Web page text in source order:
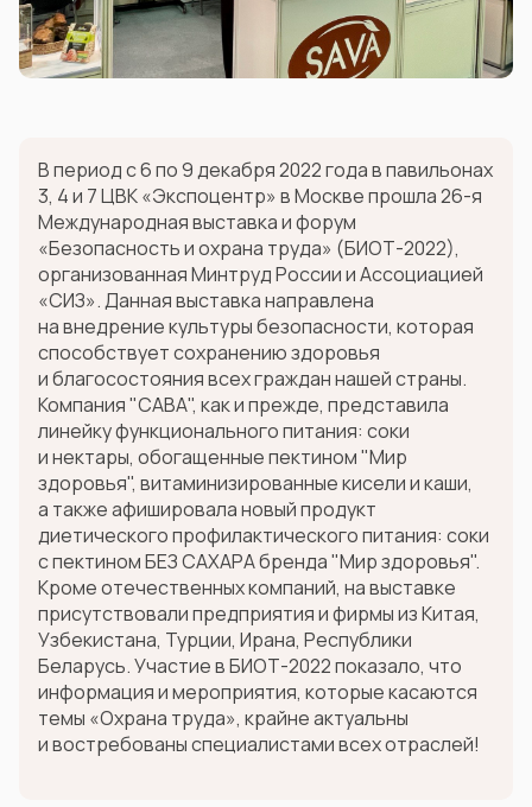
В период с 6 по 9 декабря 2022 года в павильонах
3, 4 и 7 ЦВК «Экспоцентр» в Москве прошла 26-я
Международная выставка и форум
«Безопасность и охрана труда» (БИОТ-2022),
организованная Минтруд России и Ассоциацией
«СИЗ». Данная выставка направлена
на внедрение культуры безопасности, которая
способствует сохранению здоровья
и благосостояния всех граждан нашей страны.
Компания "САВА", как и прежде, представила
линейку функционального питания: соки
и нектары, обогащенные пектином "Мир
здоровья", витаминизированные кисели и каши,
а также афишировала новый продукт
диетического профилактического питания: соки
с пектином БЕЗ САХАРА бренда "Мир здоровья".
Кроме отечественных компаний, на выставке
присутствовали предприятия и фирмы из Китая,
Узбекистана, Турции, Ирана, Республики
Беларусь. Участие в БИОТ-2022 показало, что
информация и мероприятия, которые касаются
темы «Охрана труда», крайне актуальны
и востребованы специалистами всех отраслей!